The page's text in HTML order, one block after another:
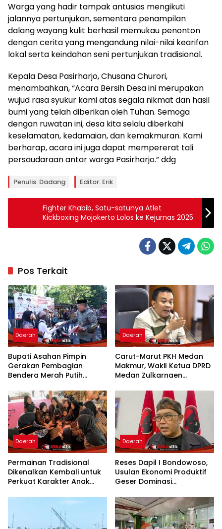
Warga yang hadir tampak antusias mengikuti
jalannya pertunjukan, sementara penampilan
dalang wayang kulit berhasil memukau penonton
dengan cerita yang mengandung nilai-nilai kearifan
lokal serta keindahan seni pertunjukan tradisional.
Kepala Desa Pasirharjo, Chusana Churori,
menambahkan, “Acara Bersih Desa ini merupakan
wujud rasa syukur kami atas segala nikmat dan hasil
bumi yang telah diberikan oleh Tuhan. Semoga
dengan ruwatan ini, desa kita selalu diberkahi
keselamatan, kedamaian, dan kemakmuran. Kami
berharap, acara ini juga dapat mempererat tali
persaudaraan antar warga Pasirharjo.” ddg
Penulis: Dadang Editor: Erik
Fighter Khabib, Satu-satunya Atlet
Kickboxing Mojokerto Lolos ke Kejurnas 2025
Pos Terkait
Daerah
Bupati Asahan Pimpin
Gerakan Pembagian
Bendera Merah Putih
Kemerdekaan
Daerah
Carut-Marut PKH Medan
Makmur, Wakil Ketua DPRD
Medan Zulkarnaen
Pemko Salurkan Bansos
Daerah
Permainan Tradisional
Dikenalkan Kembali untuk
Perkuat Karakter Anak
Daerah
Reses Dapil I Bondowoso,
Usulan Ekonomi Produktif
Geser Dominasi